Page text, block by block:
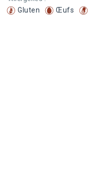
Gluten Œufs